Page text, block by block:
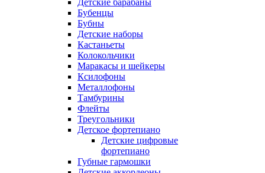
Бубенцы
Бубны
Детские наборы
Кастаньеты
Колокольчики
Маракасы и шейкеры
Ксилофоны
Металлофоны
Тамбурины
Флейты
Треугольники
Детское фортепиано
Детские цифровые
фортепиано
Губные гармошки